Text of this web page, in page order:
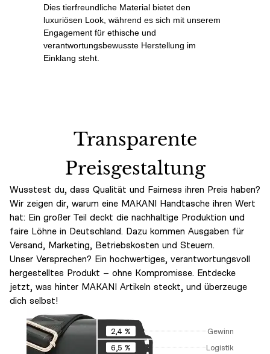
Dies tierfreundliche Material bietet den
luxuriösen Look, während es sich mit unserem
Engagement für ethische und
verantwortungsbewusste Herstellung im
Einklang steht.
Transparente
Preisgestaltung
Wusstest du, dass Qualität und Fairness ihren Preis haben?
Wir zeigen dir, warum eine MAKANI Handtasche ihren Wert
hat: Ein großer Teil deckt die nachhaltige Produktion und
faire Löhne in Deutschland. Dazu kommen Ausgaben für
Versand, Marketing, Betriebskosten und Steuern.
Unser Versprechen? Ein hochwertiges, verantwortungsvoll
hergestelltes Produkt – ohne Kompromisse. Entdecke
jetzt, was hinter MAKANI Artikeln steckt, und überzeuge
dich selbst!
2,4 %
Gewinn
6,5 %
Logistik